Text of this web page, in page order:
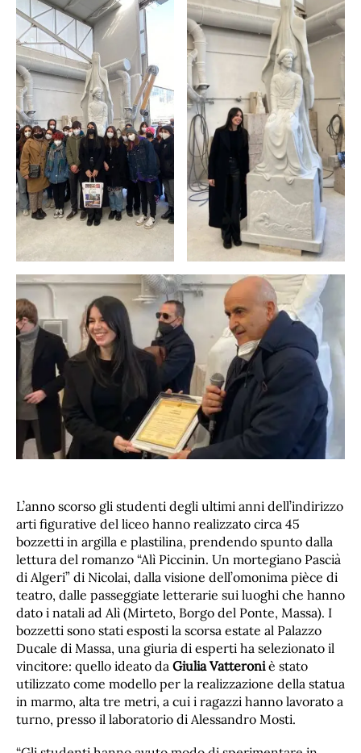
L’anno scorso gli studenti degli ultimi anni dell’indirizzo
arti figurative del liceo hanno realizzato circa 45
bozzetti in argilla e plastilina, prendendo spunto dalla
lettura del romanzo “Alì Piccinin. Un mortegiano Pascià
di Algeri” di Nicolai, dalla visione dell’omonima pièce di
teatro, dalle passeggiate letterarie sui luoghi che hanno
dato i natali ad Alì (Mirteto, Borgo del Ponte, Massa). I
bozzetti sono stati esposti la scorsa estate al Palazzo
Ducale di Massa, una giuria di esperti ha selezionato il
vincitore: quello ideato da Giulia Vatteroniè stato
utilizzato come modello per la realizzazione della statua
in marmo, alta tre metri, a cui i ragazzi hanno lavorato a
turno, presso il laboratorio di Alessandro Mosti.